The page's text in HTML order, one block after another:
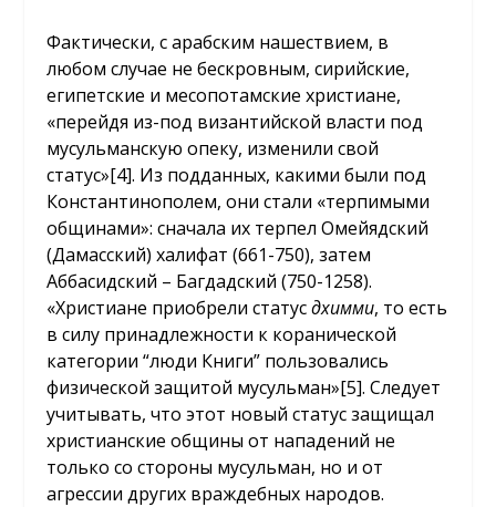
Фактически, с арабским нашествием, в
любом случае не бескровным, сирийские,
египетские и месопотамские христиане,
«перейдя из-под византийской власти под
мусульманскую опеку, изменили свой
статус»[4]. Из подданных, какими были под
Константинополем, они стали «терпимыми
общинами»: сначала их терпел Омейядский
(Дамасский) халифат (661-750), затем
Аббасидский – Багдадский (750-1258).
«Христиане приобрели статусдхимми, то есть
в силу принадлежности к коранической
категории “люди Книги” пользовались
физической защитой мусульман»[5]. Следует
учитывать, что этот новый статус защищал
христианские общины от нападений не
только со стороны мусульман, но и от
агрессии других враждебных народов.